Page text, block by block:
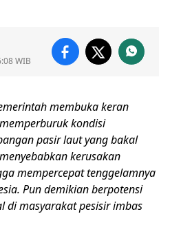
WIB
membuka keran
kondisi
pasir laut yang bakal
kerusakan
mempercepat tenggelamnya
Pun demikian berpotensi
di masyarakat pesisir imbas